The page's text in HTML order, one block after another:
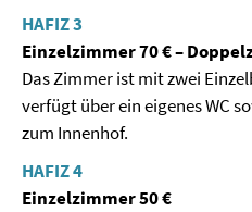
HAFIZ 3
Einzelzimmer 70 € –
Das Zimmer ist mit zwei
verfügt über ein eigenes WC
zum Innenhof.
HAFIZ 4
Einzelzimmer 50 €